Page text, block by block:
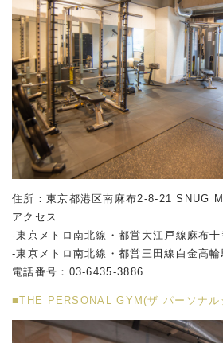
住所：東京都港区南麻布2-8-21 SNUG
アクセス
-東京メトロ南北線・都営大江戸線麻布
-東京メトロ南北線・都営三田線白金高
電話番号： 03-6435-3886
■THE PERSONAL GYM(ザ パーソナル